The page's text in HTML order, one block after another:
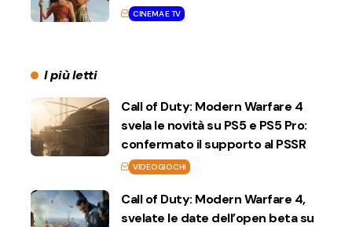
CINEMA E TV
I più letti
Call of Duty: Modern Warfare 4
svela le novità su PS5 e PS5 Pro:
confermato il supporto al PSSR
VIDEOGIOCHI
Call of Duty: Modern Warfare 4,
svelate le date dell’open beta su